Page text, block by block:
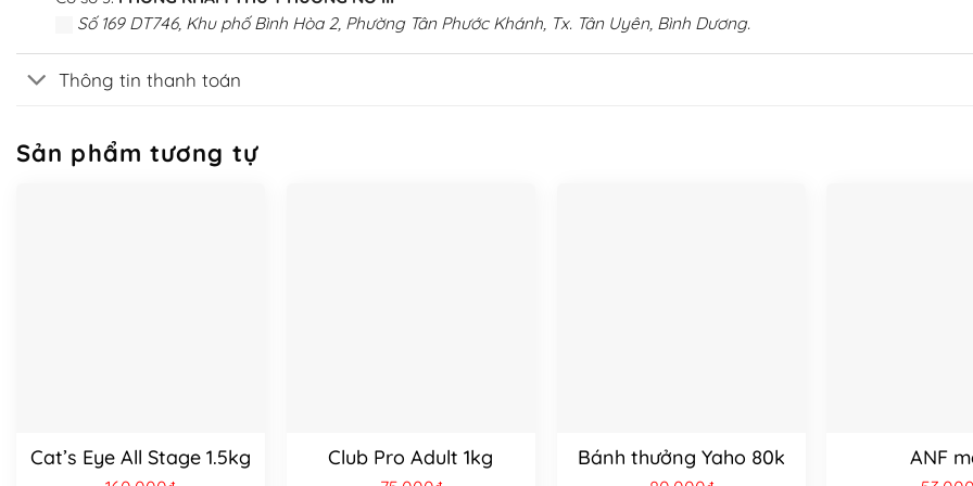
Số 169 DT746, Khu phố Bình Hòa 2, Phường Tân Phước Khánh, Tx. Tân Uyên, Bình Dương.
Thông tin thanh toán
Sản phẩm tương tự
Cat’s Eye All Stage 1.5kg Club Pro Adult 1kg Bánh thưởng Yaho 80k ANF